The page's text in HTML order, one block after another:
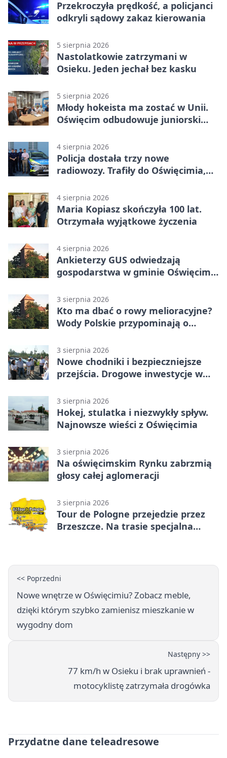
Przekroczyła prędkość, a policjanci
odkryli sądowy zakaz kierowania
5 sierpnia 2026
Nastolatkowie zatrzymani w
Osieku. Jeden jechał bez kasku
5 sierpnia 2026
Młody hokeista ma zostać w Unii.
Oświęcim odbudowuje juniorski
4 sierpnia 2026
Policja dostała trzy nowe
radiowozy. Trafiły do Oświęcimia,
4 sierpnia 2026
Maria Kopiasz skończyła 100 lat.
Otrzymała wyjątkowe życzenia
4 sierpnia 2026
Ankieterzy GUS odwiedzają
gospodarstwa w gminie Oświęcim.
3 sierpnia 2026
Kto ma dbać o rowy melioracyjne?
Wody Polskie przypominają o
3 sierpnia 2026
Nowe chodniki i bezpieczniejsze
przejścia. Drogowe inwestycje w
3 sierpnia 2026
Hokej, stulatka i niezwykły spływ.
Najnowsze wieści z Oświęcimia
3 sierpnia 2026
Na oświęcimskim Rynku zabrzmią
głosy całej aglomeracji
3 sierpnia 2026
Tour de Pologne przejedzie przez
Brzeszcze. Na trasie specjalna
<< Poprzedni
Nowe wnętrze w Oświęcimiu? Zobacz meble,
dzięki którym szybko zamienisz mieszkanie w
wygodny dom
Następny >>
77 km/h w Osieku i brak uprawnień -
motocyklistę zatrzymała drogówka
Przydatne dane teleadresowe